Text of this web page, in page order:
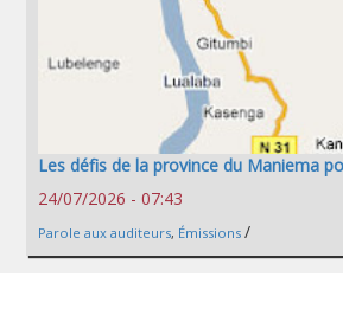
Les défis de la province du Maniema
24/07/2026 - 07:43
Parole aux auditeurs, Émissions /